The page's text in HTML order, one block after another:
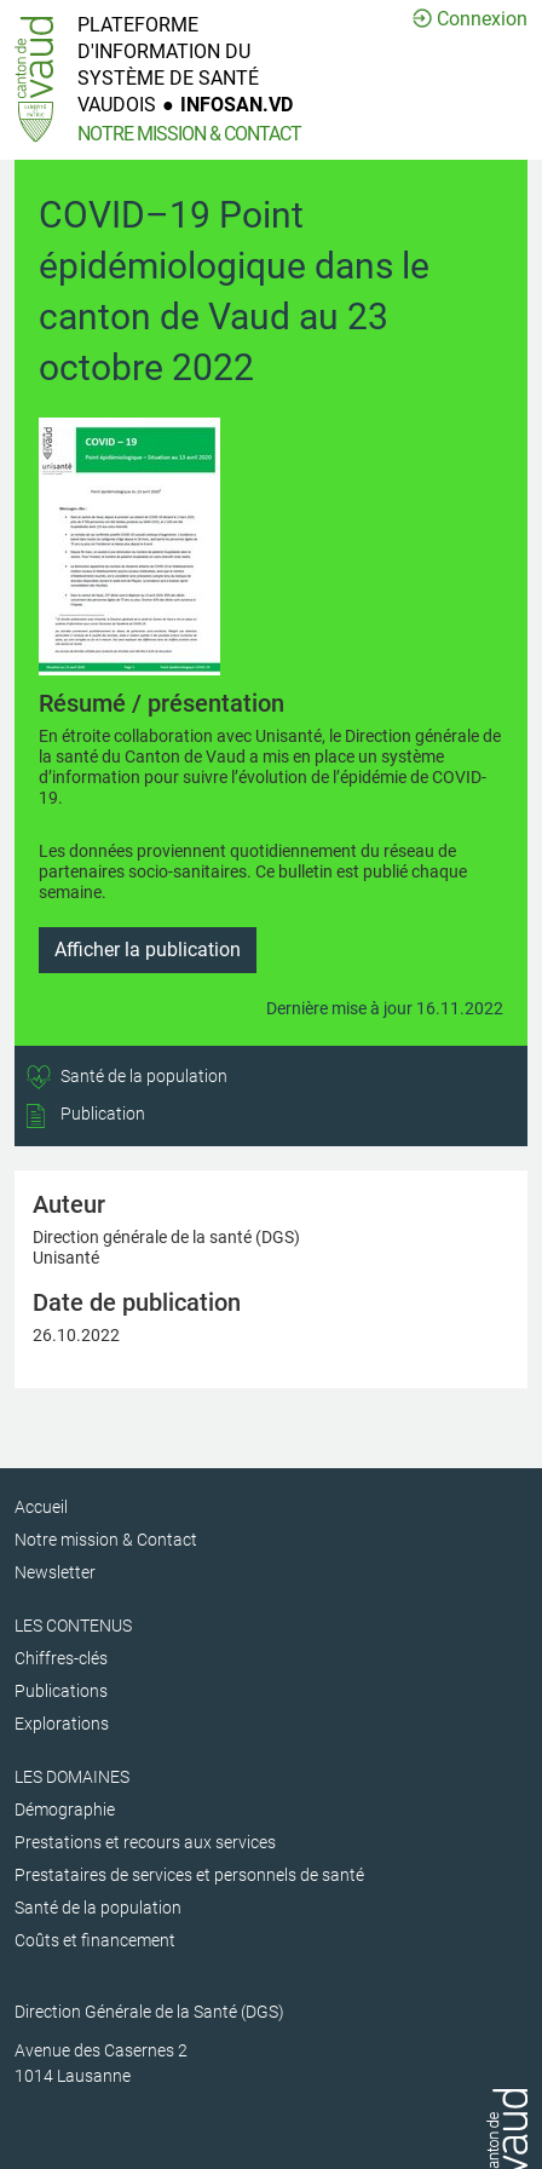
Connexion
PLATEFORME
D'INFORMATION DU
SYSTÈME DE SANTÉ
VAUDOIS ● INFOSAN.VD
NOTRE MISSION & CONTACT
COVID–19 Point
épidémiologique dans le
canton de Vaud au 23
octobre 2022
Résumé / présentation
En étroite collaboration avec Unisanté, le Direction générale de
la santé du Canton de Vaud a mis en place un système
d’information pour suivre l’évolution de l’épidémie de COVID-
19.
Les données proviennent quotidiennement du réseau de
partenaires socio-sanitaires. Ce bulletin est publié chaque
semaine.
Afficher la publication
Dernière mise à jour 16.11.2022
Santé de la population
Publication
Auteur
Direction générale de la santé (DGS)
Unisanté
Date de publication
26.10.2022
Accueil
Notre mission & Contact
Newsletter
LES CONTENUS
Chiffres-clés
Publications
Explorations
LES DOMAINES
Démographie
Prestations et recours aux services
Prestataires de services et personnels de santé
Santé de la population
Coûts et financement
Direction Générale de la Santé (DGS)
Avenue des Casernes 2
1014 Lausanne